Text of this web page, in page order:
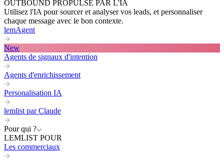
OUTBOUND PROPULSÉ PAR L'IA
Utilisez l'IA pour sourcer et analyser vos leads, et personnaliser
chaque message avec le bon contexte.
lemAgent
New
Agents de signaux d'intention
Agents d'enrichissement
Personalisation IA
lemlist par Claude
Pour qui ?
LEMLIST POUR
Les commerciaux